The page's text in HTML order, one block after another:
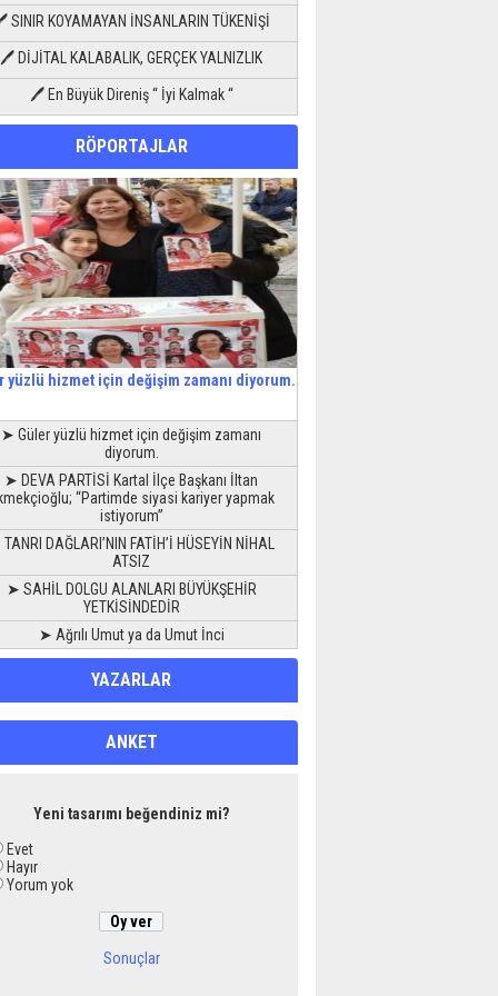
SINIR KOYAMAYAN İNSANLARIN TÜKENİŞİ
🖊 DİJİTAL KALABALIK, GERÇEK YALNIZLIK
🖊 En Büyük Direniş “ İyi Kalmak “
RÖPORTAJLAR
yüzlü hizmet için değişim zamanı diyorum.
➤ Güler yüzlü hizmet için değişim zamanı
diyorum.
➤ DEVA PARTİSİ Kartal İlçe Başkanı İltan
“Partimde siyasi kariyer yapmak
istiyorum”
DAĞLARI’NIN FATİH’İ HÜSEYİN NİHAL
ATSIZ
➤ SAHİL DOLGU ALANLARI BÜYÜKŞEHİR
YETKİSİNDEDİR
➤ Ağrılı Umut ya da Umut İnci
YAZARLAR
ANKET
Yeni tasarımı beğendiniz mi?
Evet
Hayır
Yorum yok
Sonuçlar